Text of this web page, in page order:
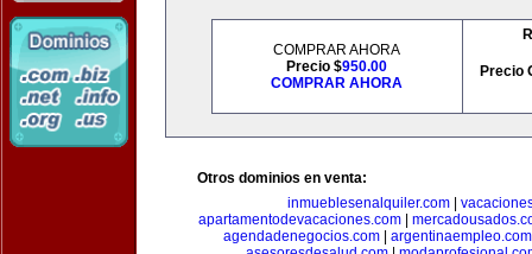
COMPRAR AHORA
Precio $950.00
COMPRAR AHORA
Precio
Otros dominios en venta:
inmueblesenalquiler.com|
apartamentodevacaciones.com|
agendadenegocios.com| argentinaempleo.com